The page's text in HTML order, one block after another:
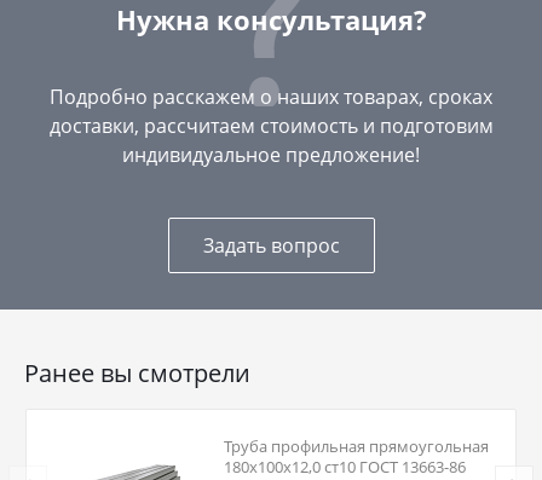
Нужна консультация?
Подробно расскажем о наших товарах, сроках
доставки, рассчитаем стоимость и подготовим
индивидуальное предложение!
Задать вопрос
Ранее вы смотрели
Труба профильная прямоугольная
180х100х12,0 ст10 ГОСТ 13663-86